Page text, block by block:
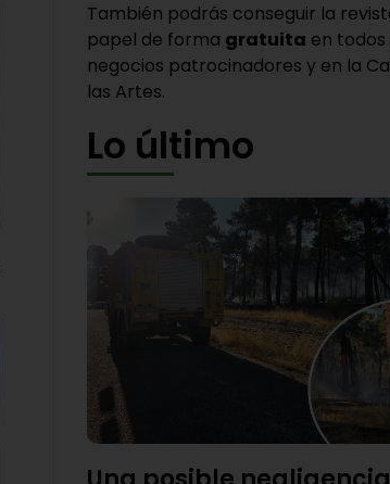
También podrás conseguir la
papel de forma gratuita en todos
negocios patrocinadores y en la
las Artes.
Lo último